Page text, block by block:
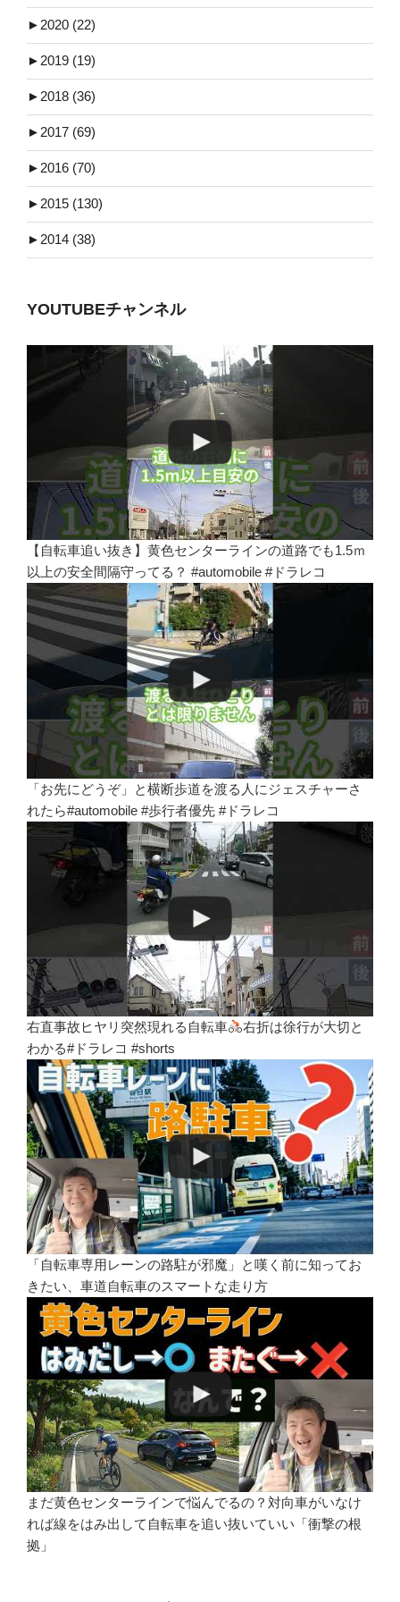
►2020 (22)
►2019 (19)
►2018 (36)
►2017 (69)
►2016 (70)
►2015 (130)
►2014 (38)
YOUTUBEチャンネル
【自転車追い抜き】黄色センターラインの道路でも1.5ｍ
以上の安全間隔守ってる？ #automobile #ドラレコ
「お先にどうぞ」と横断歩道を渡る人にジェスチャーさ
れたら#automobile #歩行者優先 #ドラレコ
右直事故ヒヤリ突然現れる自転車
右折は徐行が大切と
わかる#ドラレコ #shorts
「自転車専用レーンの路駐が邪魔」と嘆く前に知ってお
きたい、車道自転車のスマートな走り方
まだ黄色センターラインで悩んでるの？対向車がいなけ
れば線をはみ出して自転車を追い抜いていい「衝撃の根
拠」